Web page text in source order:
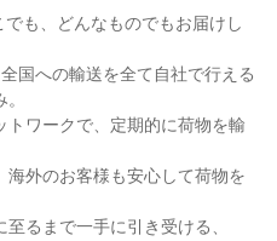
も、どんなものでもお届けし
国への輸送を全て自社で行える
トワークで、定期的に荷物を輸
外のお客様も安心して荷物を
るまで一手に引き受ける、